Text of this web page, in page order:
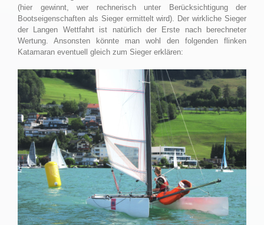
(hier gewinnt, wer rechnerisch unter Berücksichtigung der
Bootseigenschaften als Sieger ermittelt wird). Der wirkliche Sieger
der Langen Wettfahrt ist natürlich der Erste nach berechneter
Wertung. Ansonsten könnte man wohl den folgenden flinken
Katamaran eventuell gleich zum Sieger erklären: